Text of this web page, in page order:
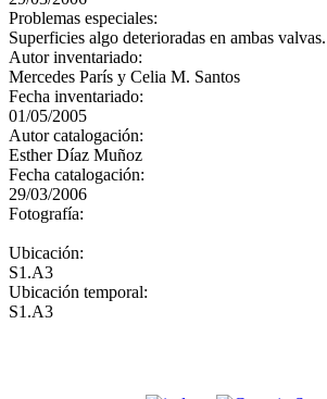
Problemas especiales:
Superficies algo deterioradas en ambas valvas.
Autor inventariado:
Mercedes París y Celia M. Santos
Fecha inventariado:
01/05/2005
Autor catalogación:
Esther Díaz Muñoz
Fecha catalogación:
29/03/2006
Fotografía:
Ubicación:
S1.A3
Ubicación temporal:
S1.A3